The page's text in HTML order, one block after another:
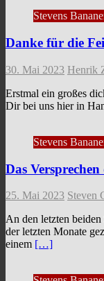
Stevens
Danke für die
30. Mai 2023 Henrik
Erstmal ein großes
Dir bei uns hier in
Stevens
Das
25. Mai 2023 Steven
An den letzten
der letzten Monate
einem […]